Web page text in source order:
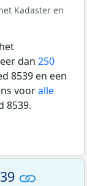
Kadaster en
dan 250
8539 en een
vooralle
8539.